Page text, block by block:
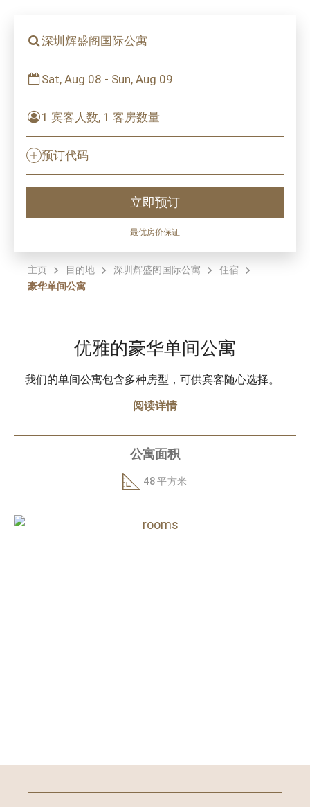
深圳辉盛阁国际公寓
Sat, Aug 08 - Sun, Aug 09
1 宾客人数, 1 客房数量
预订代码
立即预订
最优房价保证
主页 目的地 深圳辉盛阁国际公寓
住宿
豪华单间公寓
优雅的豪华单间公寓
我们的单间公寓包含多种房型，可供宾客随心选择。
阅读详情
公寓面积
48 平方米